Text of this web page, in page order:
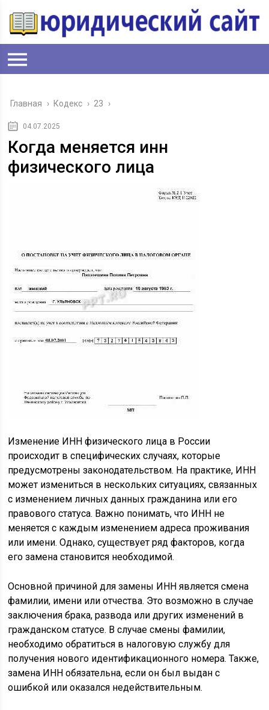
Главная › Кодекс › 23 ›
04.07.2025
Когда меняется инн
физического лица
Изменение ИНН физического лица в России
происходит в специфических случаях, которые
предусмотрены законодательством. На практике, ИНН
может измениться в нескольких ситуациях, связанных
с изменением личных данных гражданина или его
правового статуса. Важно понимать, что ИНН не
меняется с каждым изменением адреса проживания
или имени. Однако, существует ряд факторов, когда
его замена становится необходимой.
Основной причиной для замены ИНН является смена
фамилии, имени или отчества. Это возможно в случае
заключения брака, развода или других изменений в
гражданском статусе. В случае смены фамилии,
необходимо обратиться в налоговую службу для
получения нового идентификационного номера. Также,
замена ИНН обязательна, если он был выдан с
ошибкой или оказался недействительным.